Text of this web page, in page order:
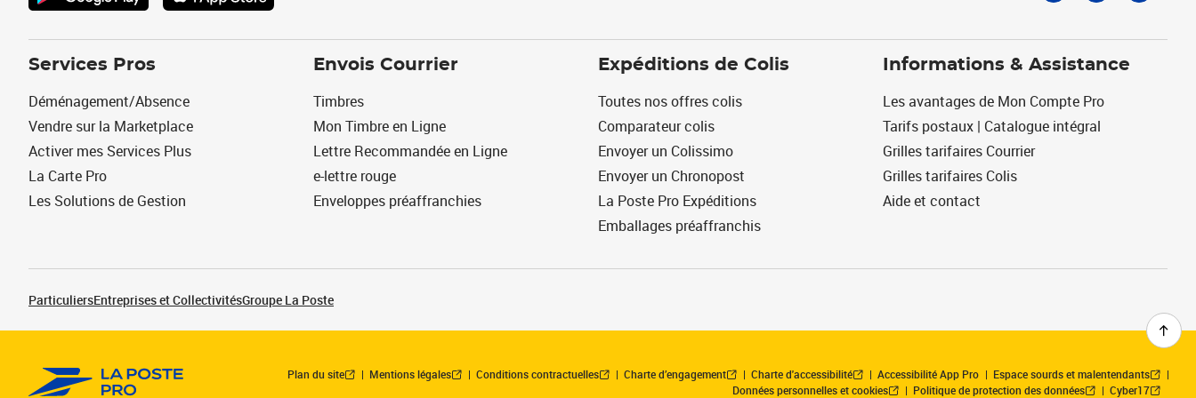
Services Pros
Déménagement/Absence
Vendre sur la Marketplace
Activer mes Services Plus
La Carte Pro
Les Solutions de Gestion
Envois Courrier
Timbres
Mon Timbre en Ligne
Lettre Recommandée en Ligne
e-lettre rouge
Enveloppes préaffranchies
Expéditions de Colis
Toutes nos offres colis
Comparateur colis
Envoyer un Colissimo
Envoyer un Chronopost
La Poste Pro Expéditions
Emballages préaffranchis
Informations & Assistance
Les avantages de Mon Compte Pro
Tarifs postaux | Catalogue intégral
Grilles tarifaires Courrier
Grilles tarifaires Colis
Aide et contact
ParticuliersEntreprises et CollectivitésGroupe La Poste
Plan du site Mentions légales Conditions contractuelles Charte d’engagement Charte d'accessibilité Accessibilité App Pro
Espace sourds et malentendants
Données personnelles et cookies
Politique de protection des données Cyber17